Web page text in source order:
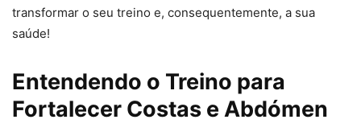
transformar o seu treino e, consequentemente, a sua
saúde!
Entendendo o Treino para
Fortalecer Costas e Abdómen